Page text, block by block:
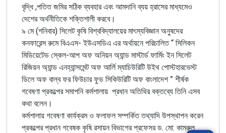
বৃদ্ধি,পতিত জমির সঠিক ব্যবহার এবং আমদানি ব্যয় হ্রাসের মাধ্যমেও
দেশের অর্থনীতিকে শক্তিশালী করবে।
৯ মে(শনিবার) সিলেট কৃষি বিশ্ববিদ্যালয়ের মাৎস্যবিজ্ঞান অনুষদের
কনফারেন্স রুমে বিএএস-ইউএসডিএ এর অর্থায়নে পরিচালিত“ সিলিকন
মিডিয়েটেড স্কেল-আপ অফ অনিয়ন অ্যান্ড মাস্টার্ড ফার্মিং ইন সিলেট
রিজিয়ন অ্যান্ড এনহ্যান্সমেন্ট অফ আর্লি ম্যাচিউরিটি উইথ পোস্টহারভেস্ট
ডিলে অফ বাল্ব ফর ফিউচার ফুড সিকিউরিটি অফ বাংলাদেশ” শীর্ষক
গবেষণা প্রকল্পের সমাপনি কর্মশালায় প্রধান অতিথির বক্তব্যে তিনি এসব
কথা বলেন।
কর্মশালায় গবেষণা কার্যক্রম ও ফলাফল সম্পর্কিত তথ্যাদি উপস্থাপন করেন
প্রকল্পের প্রধান গবেষক কৃষি রসায়ন বিভাগের প্রফেসর ড. মো: কামরুল